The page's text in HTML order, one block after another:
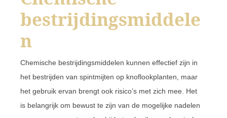
bestrijdingsmiddele
n
Chemische bestrijdingsmiddelen kunnen effectief zijn in
het bestrijden van spintmijten op knoflookplanten, maar
het gebruik ervan brengt ook risico’s met zich mee. Het
is belangrijk om bewust te zijn van de mogelijke nadelen